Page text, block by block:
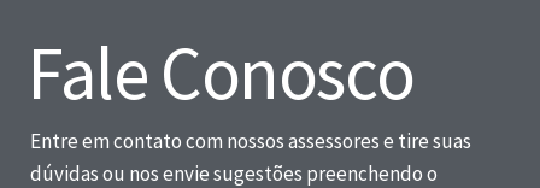
Fale Conosco
Entre em contato com nossos assessores e tire suas
dúvidas ou nos envie sugestões preenchendo o